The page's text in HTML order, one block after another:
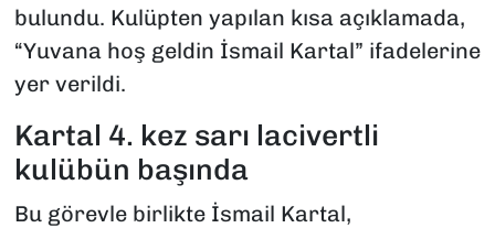
bulundu. Kulüpten yapılan kısa açıklamada,
“Yuvana hoş geldin İsmail Kartal” ifadelerine
yer verildi.
Kartal 4. kez sarı lacivertli
kulübün başında
Bu görevle birlikte İsmail Kartal,